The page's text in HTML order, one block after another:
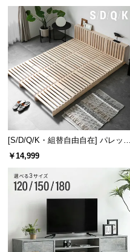
優れた体圧分散が快
ポケットコイルは身体
部分的な負荷の集中を抑
[S/D/Q/K・組替自由自在] パレット
ベッド 8/12/16枚セット
￥14,999